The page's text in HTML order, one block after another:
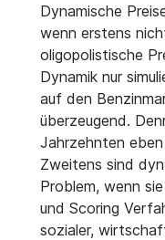
Dynamische
wenn erstens
oligopolistische
Dynamik nur
auf den
überzeugend.
Jahrzehnten
Zweitens sind
Problem, wenn
und Scoring
sozialer,